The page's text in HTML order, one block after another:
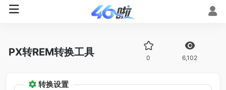
PX转REM转换工具 0 6,102
转换设置